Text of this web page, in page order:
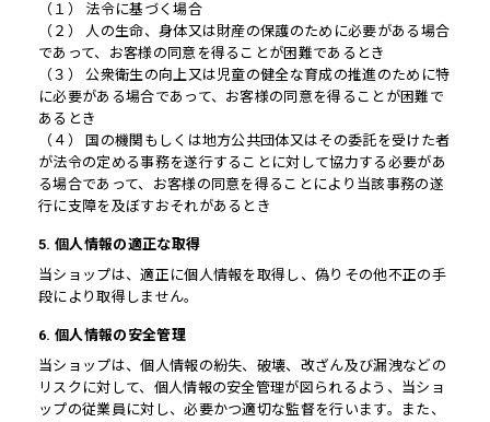
（１） 法令に基づく場合
（２） 人の生命、身体又は財産の保護のために必要がある場合
であって、お客様の同意を得ることが困難であるとき
（３） 公衆衛生の向上又は児童の健全な育成の推進のために特
に必要がある場合であって、お客様の同意を得ることが困難で
あるとき
（４） 国の機関もしくは地方公共団体又はその委託を受けた者
が法令の定める事務を遂行することに対して協力する必要があ
る場合であって、お客様の同意を得ることにより当該事務の遂
行に支障を及ぼすおそれがあるとき
5. 個人情報の適正な取得
当ショップは、適正に個人情報を取得し、偽りその他不正の手
段により取得しません。
6. 個人情報の安全管理
当ショップは、個人情報の紛失、破壊、改ざん及び漏洩などの
リスクに対して、個人情報の安全管理が図られるよう、当ショ
ップの従業員に対し、必要かつ適切な監督を行います。また、